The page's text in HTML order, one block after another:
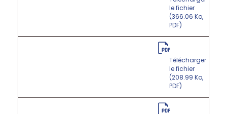
le fichier
(366.06 Ko,
PDF)
Télécharger
le fichier
(208.99 Ko,
PDF)